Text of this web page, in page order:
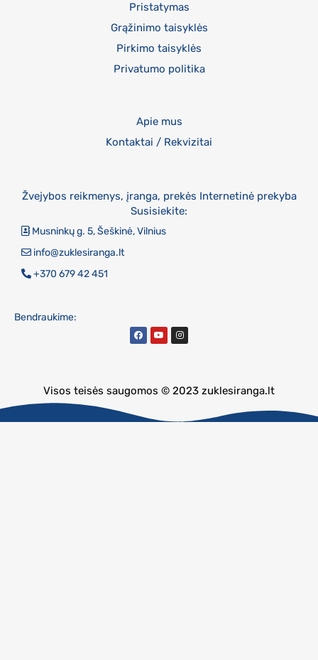
Pristatymas
Grąžinimo taisyklės
Pirkimo taisyklės
Privatumo politika
Apie mus
Kontaktai / Rekvizitai
Žvejybos reikmenys, įranga, prekės Internetinė prekyba
Susisiekite:
Musninkų g. 5, Šeškinė, Vilnius
info@zuklesiranga.lt
+370 679 42 451
Bendraukime:
Visos teisės saugomos © 2023 zuklesiranga.lt